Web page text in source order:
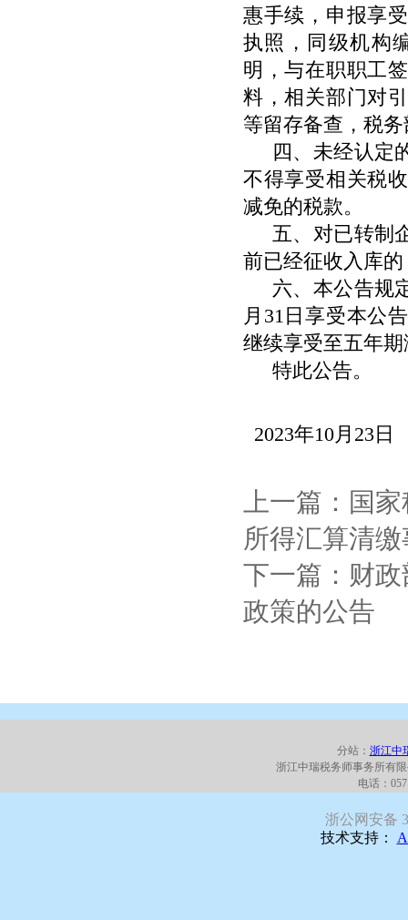
惠手续，申报享
执照，同级机构
明，与在职职工
料，相关部门对
等留存备查，税
四、未经认定
不得享受相关税
减免的税款。
五、对已转制
前已经征收入库
六、本公告规
月 31 日享受本公
继续享受至五年
特此公告。
2023年10月 23日
上一篇：国
所得汇算清
下一篇：财
政策的公告
分站： 浙江中
浙江中瑞税务师事务所有
电话：
浙公网安备
技术支持：